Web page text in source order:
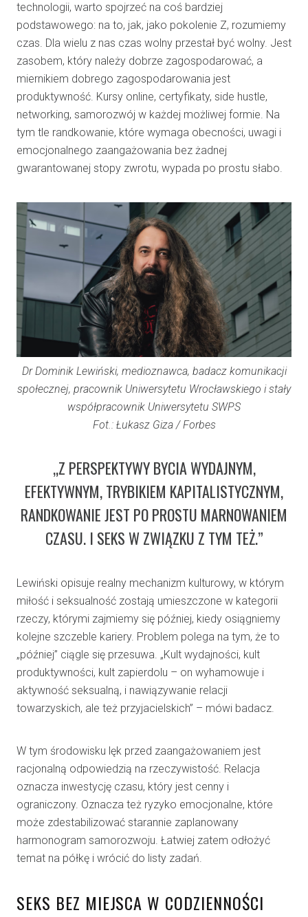
technologii, warto spojrzeć na coś bardziej
podstawowego: na to, jak, jako pokolenie Z, rozumiemy
czas. Dla wielu z nas czas wolny przestał być wolny. Jest
zasobem, który należy dobrze zagospodarować, a
miernikiem dobrego zagospodarowania jest
produktywność. Kursy online, certyfikaty, side hustle,
networking, samorozwój w każdej możliwej formie. Na
tym tle randkowanie, które wymaga obecności, uwagi i
emocjonalnego zaangażowania bez żadnej
gwarantowanej stopy zwrotu, wypada po prostu słabo.
Dr Dominik Lewiński, medioznawca, badacz komunikacji
społecznej, pracownik Uniwersytetu Wrocławskiego i stały
współpracownik Uniwersytetu SWPS
Fot.: Łukasz Giza / Forbes
„Z PERSPEKTYWY BYCIA WYDAJNYM,
EFEKTYWNYM, TRYBIKIEM KAPITALISTYCZNYM,
RANDKOWANIE JEST PO PROSTU MARNOWANIEM
CZASU. I SEKS W ZWIĄZKU Z TYM TEŻ.”
Lewiński opisuje realny mechanizm kulturowy, w którym
miłość i seksualność zostają umieszczone w kategorii
rzeczy, którymi zajmiemy się później, kiedy osiągniemy
kolejne szczeble kariery. Problem polega na tym, że to
„później” ciągle się przesuwa. „Kult wydajności, kult
produktywności, kult zapierdolu – on wyhamowuje i
aktywność seksualną, i nawiązywanie relacji
towarzyskich, ale też przyjacielskich” – mówi badacz.
W tym środowisku lęk przed zaangażowaniem jest
racjonalną odpowiedzią na rzeczywistość. Relacja
oznacza inwestycję czasu, który jest cenny i
ograniczony. Oznacza też ryzyko emocjonalne, które
może zdestabilizować starannie zaplanowany
harmonogram samorozwoju. Łatwiej zatem odłożyć
temat na półkę i wrócić do listy zadań.
SEKS BEZ MIEJSCA W CODZIENNOŚCI